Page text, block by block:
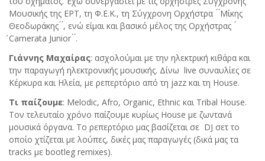
Μουσικής της ΕΡΤ, τη Φ.Ε.Κ., τη Σύγχρονη Ορχήστρα ́ ́Μίκης
Θεοδωράκης ́ ́, ενώ είμαι και βασικό μέλος της Ορχήστρας ́
́Camerata Junior ́ ́.
Γιάννης Μαχαίρας: ασχολούμαι με την ηλεκτρική κιθάρα και
την παραγωγή ηλεκτρονικής μουσικής. Δίνω live συναυλίες σε
Κέρκυρα και Ηλεία, με ρεπερτόριο από τη jazz και τη House.
Τι παίζουμε: Melodic, Afro, Organic, Ethnic και Tribal House.
Τον τελευταίο χρόνο παίζουμε κυρίως House με ζωντανά
μουσικά όργανα. Το ρεπερτόριο μας βασίζεται σε DJ σετ το
οποίο χτίζεται με λούπες, δικές μας παραγωγές (δικά μας τα
tracks με bootleg remixes).